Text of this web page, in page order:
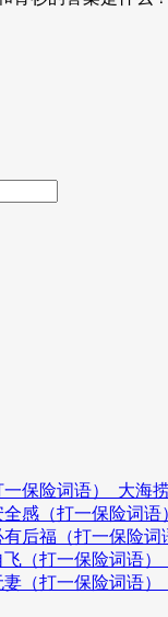
保险词语）_大海
感（打一保险词
后福（打一保险
（打一保险词语
（打一保险词语